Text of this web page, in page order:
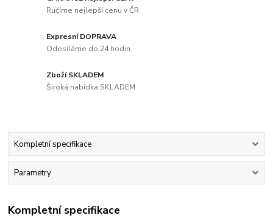
Ručíme nejlepší cenu v ČR
Expresní DOPRAVA
Odesíláme do 24 hodin
Zboží SKLADEM
Široká nabídka SKLADEM
Kompletní specifikace
Parametry
Kompletní specifikace